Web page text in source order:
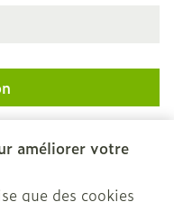
améliorer votre
que des cookies
abonnez à notre
de confidentialité